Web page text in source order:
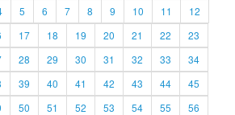
5 6 7 8 9 10 11
12
17 18 19 20 21 22
23
28 29 30 31 32 33
34
39 40 41 42 43 44
45
50 51 52 53 54 55
56